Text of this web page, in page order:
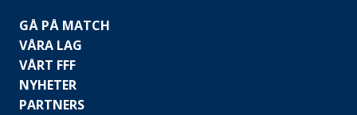
GÅ PÅ MATCH
VÅRA LAG
VÅRT FFF
NYHETER
PARTNERS